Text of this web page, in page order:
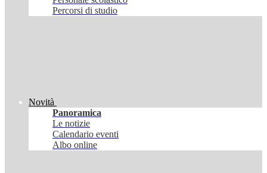
Percorsi di studio
Novità
Panoramica
Le notizie
Calendario eventi
Albo online